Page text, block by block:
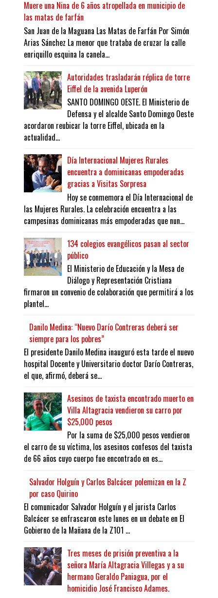
Muere una Nina de 6 años atropellada en municipio de
las matas de farfán
San Juan de la Maguana Las Matas de Farfán Por Simón
Arias Sánchez La menor que trataba de cruzar la calle
enriquillo esquina la canela...
Autoridades trasladarán réplica de torre
Eiffel de la avenida Luperón
SANTO DOMINGO OESTE. El Ministerio de
Defensa y el alcalde Santo Domingo Oeste
acordaron reubicar la torre Eiffel, ubicada en la
actualidad...
Día Internacional Mujeres Rurales
encuentra a dominicanas empoderadas
gracias a Visitas Sorpresa
Hoy se conmemora el Día Internacional de
las Mujeres Rurales. La celebración encuentra a las
campesinas dominicanas más empoderadas que nun...
134 colegios evangélicos pasan al sector
público
El Ministerio de Educación y la Mesa de
Diálogo y Representación Cristiana
firmaron un convenio de colaboración que permitirá a los
plantel...
Danilo Medina: “Nuevo Darío Contreras deberá ser
siempre para los pobres”
El presidente Danilo Medina inauguró esta tarde el nuevo
hospital Docente y Universitario doctor Darío Contreras,
el que, afirmó, deberá se...
Asesinos de taxista encontrado muerto en
Villa Altagracia vendieron su carro por
$25,000 pesos
Por la suma de $25,000 pesos vendieron
el carro de su víctima, los asesinos confesos del taxista
de 66 años cuyo cuerpo fue encontrado en es...
Salvador Holguín y Carlos Balcácer polemizan en la Z
por caso Quirino
El comunicador Salvador Holguín y el jurista Carlos
Balcácer se enfrascaron este lunes en un debate en El
Gobierno de la Mañana de la Z101 ...
Tres meses de prisión preventiva a la
señora María Altagracia Villegas y a su
hermano Geraldo Paniagua, por el
homicidio José Francisco Adames.